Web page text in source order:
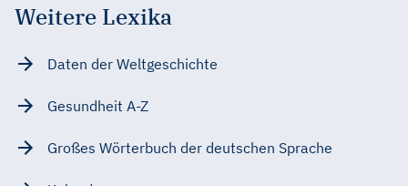
Weitere Lexika
Daten der Weltgeschichte
Gesundheit A-Z
Großes Wörterbuch der deutschen Sprache